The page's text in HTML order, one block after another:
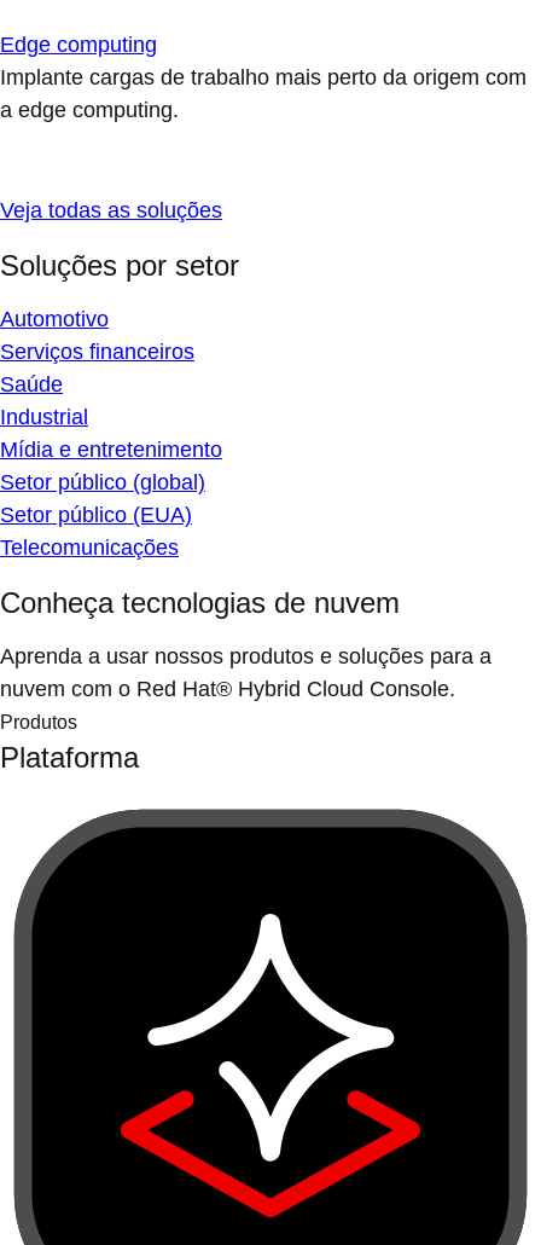
Edge computing
Implante cargas de trabalho mais perto da origem com
a edge computing.
Veja todas as soluções
Soluções por setor
Automotivo
Serviços financeiros
Saúde
Industrial
Mídia e entretenimento
Setor público (global)
Setor público (EUA)
Telecomunicações
Conheça tecnologias de nuvem
Aprenda a usar nossos produtos e soluções para a
nuvem com o Red Hat® Hybrid Cloud Console.
Produtos
Plataforma